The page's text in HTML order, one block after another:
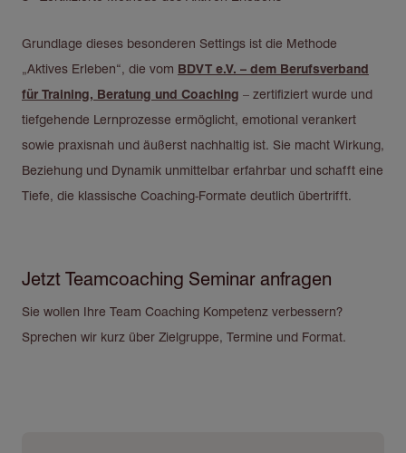
Grundlage dieses besonderen Settings ist die Methode
„Aktives Erleben“, die vom BDVT e.V. – dem Berufsverband
für Training, Beratung und Coaching – zertifiziert wurde und
tiefgehende Lernprozesse ermöglicht, emotional verankert
sowie praxisnah und äußerst nachhaltig ist. Sie macht Wirkung,
Beziehung und Dynamik unmittelbar erfahrbar und schafft eine
Tiefe, die klassische Coaching-Formate deutlich übertrifft.
Jetzt Teamcoaching Seminar anfragen
Sie wollen Ihre Team Coaching Kompetenz verbessern?
Sprechen wir kurz über Zielgruppe, Termine und Format.